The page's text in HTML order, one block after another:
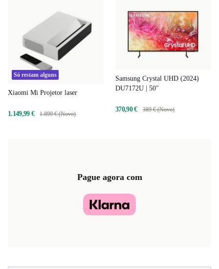
Só restam alguns
Samsung Crystal UHD (2024)
Pague agora com